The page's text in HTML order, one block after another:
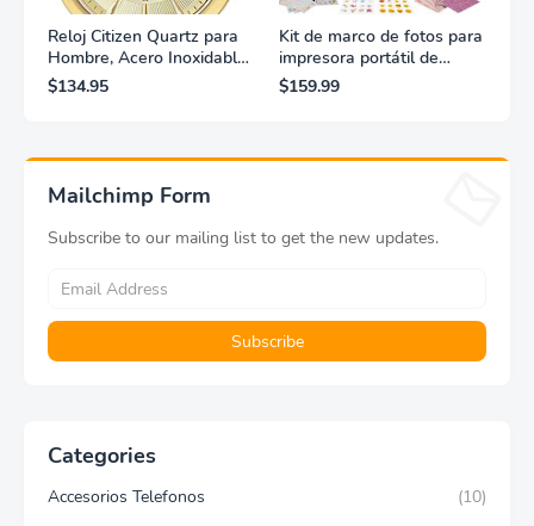
Reloj Citizen Quartz para
Hombre, Acero Inoxidable,
Clásico, Dorado
$134.95
Kit de marco de fotos para
impresora portátil de
fotografías y vídeos
Lifeprint 3x4,5 (blanca)
$159.99
Mailchimp Form
Subscribe to our mailing list to get the new updates.
Categories
Accesorios Telefonos
(10)